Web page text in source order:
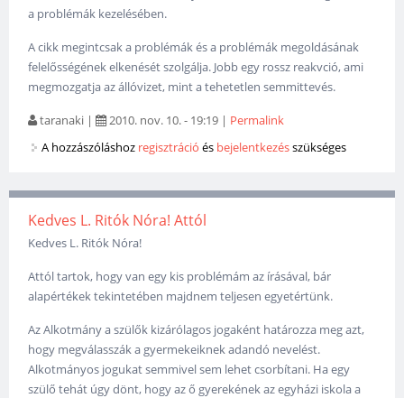
a problémák kezelésében.
A cikk megintcsak a problémák és a problémák megoldásának
felelősségének elkenését szolgálja. Jobb egy rossz reakvció, ami
megmozgatja az állóvizet, mint a tehetetlen semmittevés.
taranaki | 2010. nov. 10. - 19:19 | Permalink
A hozzászóláshoz regisztráció és bejelentkezésszükséges
Kedves L. Ritók Nóra! Attól
Kedves L. Ritók Nóra!
Attól tartok, hogy van egy kis problémám az írásával, bár
alapértékek tekintetében majdnem teljesen egyetértünk.
Az Alkotmány a szülők kizárólagos jogaként határozza meg azt,
hogy megválasszák a gyermekeiknek adandó nevelést.
Alkotmányos jogukat semmivel sem lehet csorbítani. Ha egy
szülő tehát úgy dönt, hogy az ő gyerekének az egyházi iskola a